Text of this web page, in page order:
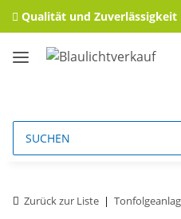
Qualität und Zuverlässigkeit
Zurück zur Liste